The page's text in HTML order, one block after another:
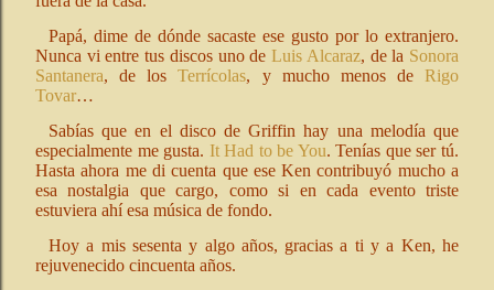
Papá, dime de dónde sacaste ese gusto por lo extranjero.
Nunca vi entre tus discos uno deLuis Alcaraz, de la Sonora
Santanera, de losTerrícolas, y mucho menos de Rigo
Tovar…
Sabías que en el disco de Griffin hay una melodía que
especialmente me gusta. It Had to be You.Tenías que ser tú.
Hasta ahora me di cuenta que ese Ken contribuyó mucho a
esa nostalgia que cargo, como si en cada evento triste
estuviera ahí esa música de fondo.
Hoy a mis sesenta y algo años, gracias a ti y a Ken, he
rejuvenecido cincuenta años.